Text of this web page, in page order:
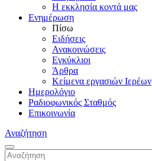
Η εκκλησία κοντά μας
Ενημέρωση
Πίσω
Ειδήσεις
Ανακοινώσεις
Εγκύκλιοι
Άρθρα
Κείμενα εργασιών Ιερέων
Ημερολόγιο
Ραδιοφωνικός Σταθμός
Επικοινωνία
Αναζήτηση